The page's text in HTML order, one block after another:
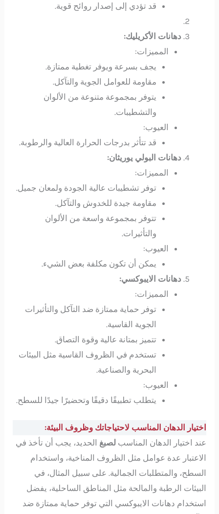
قد تؤدي إلى إصدار روائح قوية.
دهانات الأكريليك:
المميزات:
يجف بسرعة ويوفر تغطية ممتازة.
مقاومة للعوامل الجوية والتآكل.
يتوفر بمجموعة متنوعة من الألوان
والتشطيبات.
العيوب:
قد تتأثر بدرجات الحرارة العالية والرطوبة.
دهانات البولي يوريثان:
المميزات:
توفر تشطيبات عالية الجودة ولمعان جميل.
مقاومة جيدة للخدوش والتآكل.
تتوفر بمجموعة واسعة من الألوان
والتأثيرات.
العيوب:
يمكن أن تكون مكلفة بعض الشيء.
دهانات الايبوكسي:
المميزات:
توفر حماية ممتازة ضد التآكل والتأثيرات
الجوية القاسية.
تتميز بمتانة عالية وقوة التصاق.
تستخدم في الظروف القاسية مثل البيئات
البحرية والصناعية.
العيوب:
يتطلب تطبيقًا دقيقًا وتحضيرًا جيدًا للسطح.
اختيار الدهان المناسب لاحتياجاتك وظروف البيئة:
عند اختيار الدهان المناسبلصبغ الحديد، يجب أن تأخذ في
الاعتبار عدة عوامل مثل الظروف المناخية، واستخدام
السطح، والمتطلبات الجمالية. على سبيل المثال، في
البيئات الرطبة والمالحة مثل المناطق الساحلية، يفضل
استخدام دهانات الايبوكسي التي توفر حماية ممتازة ضد